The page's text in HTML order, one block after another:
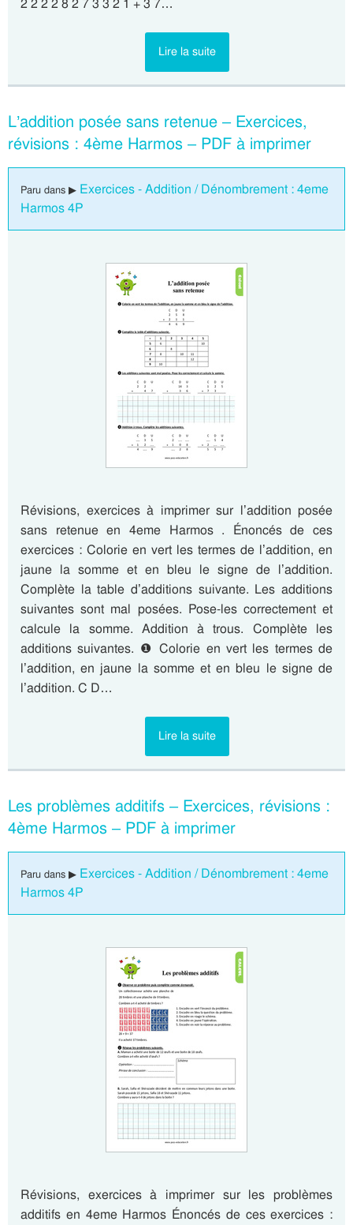
2 2 2 2 8 2 7 3 3 2 1 + 3 7…
Lire la suite
L’addition posée sans retenue – Exercices,
révisions : 4ème Harmos – PDF à imprimer
Paru dans ▶ Exercices - Addition / Dénombrement : 4eme
Harmos 4P
Révisions, exercices à imprimer sur l’addition posée
sans retenue en 4eme Harmos . Énoncés de ces
exercices : Colorie en vert les termes de l’addition, en
jaune la somme et en bleu le signe de l’addition.
Complète la table d’additions suivante. Les additions
suivantes sont mal posées. Pose-les correctement et
calcule la somme. Addition à trous. Complète les
additions suivantes. ❶ Colorie en vert les termes de
l’addition, en jaune la somme et en bleu le signe de
l’addition. C D…
Lire la suite
Les problèmes additifs – Exercices, révisions :
4ème Harmos – PDF à imprimer
Paru dans ▶ Exercices - Addition / Dénombrement : 4eme
Harmos 4P
Révisions, exercices à imprimer sur les problèmes
additifs en 4eme Harmos Énoncés de ces exercices :